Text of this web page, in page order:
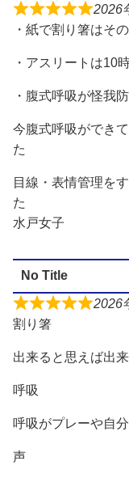
2026
・紙で割り箸はそ
・アスリートは10
・腹式呼吸が怪我
今腹式呼吸ができ
た
目線・表情管理を
た
水戸女子
No Title
2026
割り箸
出来ると思えば出
呼吸
呼吸がプレーや自
声